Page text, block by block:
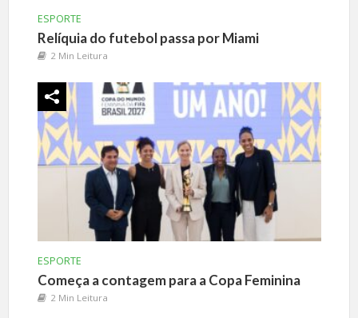
ESPORTE
Relíquia do futebol passa por Miami
2 Min Leitura
ESPORTE
Começa a contagem para a Copa Feminina
2 Min Leitura